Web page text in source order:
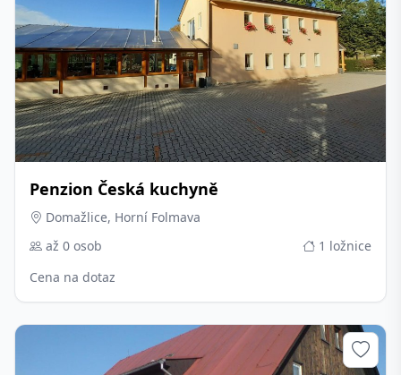
Penzion Česká kuchyně
Domažlice, Horní Folmava
až 0 osob
1 ložnice
Cena na dotaz